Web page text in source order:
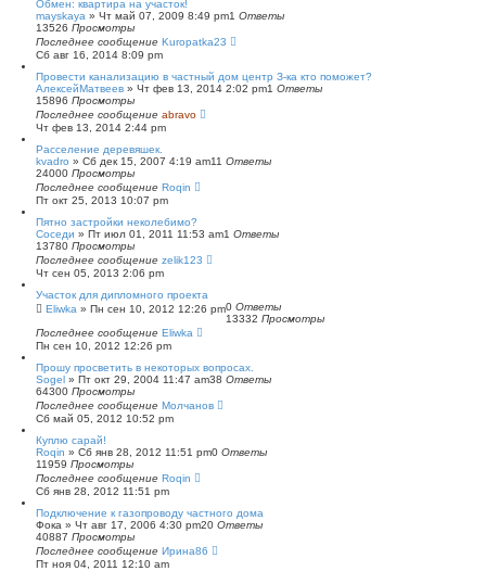
Обмен: квартира на участок!
mayskaya » Чт май 07, 2009 8:49 pm1 Ответы
13526 Просмотры
Последнее сообщение Kuropatka23
Сб авг 16, 2014 8:09 pm
Провести канализацию в частный дом центр З-ка кто поможет?
АлексейМатвеев » Чт фев 13, 2014 2:02 pm1 Ответы
15896 Просмотры
Последнее сообщение abravo
Чт фев 13, 2014 2:44 pm
Расселение деревяшек.
kvadro » Сб дек 15, 2007 4:19 am11 Ответы
24000 Просмотры
Последнее сообщение Roqin
Пт окт 25, 2013 10:07 pm
Пятно застройки неколебимо?
Соседи » Пт июл 01, 2011 11:53 am1 Ответы
13780 Просмотры
Последнее сообщение zelik123
Чт сен 05, 2013 2:06 pm
Участок для дипломного проекта
Eliwka » Пн сен 10, 2012 12:26 pm0 Ответы
13332 Просмотры
Последнее сообщение Eliwka
Пн сен 10, 2012 12:26 pm
Прошу просветить в некоторых вопросах.
Sogel » Пт окт 29, 2004 11:47 am38 Ответы
64300 Просмотры
Последнее сообщение Молчанов
Сб май 05, 2012 10:52 pm
Куплю сарай!
Roqin » Сб янв 28, 2012 11:51 pm0 Ответы
11959 Просмотры
Последнее сообщение Roqin
Сб янв 28, 2012 11:51 pm
Подключение к газопроводу частного дома
Фока » Чт авг 17, 2006 4:30 pm20 Ответы
40887 Просмотры
Последнее сообщение Ирина86
Пт ноя 04, 2011 12:10 am